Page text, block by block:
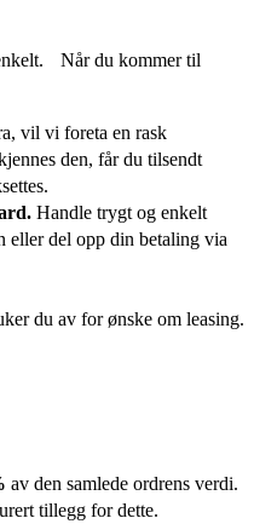
Når du kommer til
vil vi foreta en rask
den, får du tilsendt
Handle trygt og enkelt
eller del opp din betaling via
du av for ønske om leasing.
av den samlede ordrens verdi.
tillegg for dette.